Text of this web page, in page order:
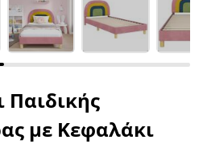
Παιδικής
με Κεφαλάκι